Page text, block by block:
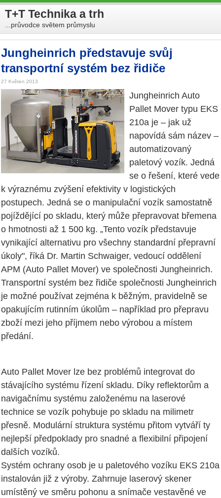
T+T Technika a trh
...průvodce světem průmyslu
Jungheinrich představuje svůj
transportní systém bez řidiče
27 Květen 2013
Jungheinrich Auto
Pallet Mover typu EKS
210a je – jak už
napovídá sám název –
automatizovaný
paletový vozík. Jedná
se o řešení, které vede
k výraznému zvýšení efektivity v logistických
postupech. Jedná se o manipulační vozík samostatně
pojíždějící po skladu, který může přepravovat břemena
o hmotnosti až 1 500 kg. „Tento vozík představuje
vynikající alternativu pro všechny standardní přepravní
úkoly", říká Dr. Martin Schwaiger, vedoucí oddělení
APM (Auto Pallet Mover) ve společnosti Jungheinrich.
Transportní systém bez řidiče společnosti Jungheinrich
je možné používat zejména k běžným, pravidelně se
opakujícím rutinním úkolům – například pro přepravu
zboží mezi jeho příjmem nebo výrobou a místem
předání.
Auto Pallet Mover lze bez problémů integrovat do
stávajícího systému řízení skladu. Díky reflektorům a
navigačnímu systému založenému na laserové
technice se vozík pohybuje po skladu na milimetr
přesně. Modulární struktura systému přitom vytváří ty
nejlepší předpoklady pro snadné a flexibilní připojení
dalších vozíků.
Systém ochrany osob je u paletového vozíku EKS 210a
instalován již z výroby. Zahrnuje laserový skener
umístěný ve směru pohonu a snímače vestavěné ve